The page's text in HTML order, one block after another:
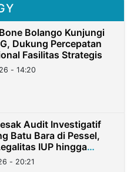
Bolango Kunjungi
Dukung Percepatan
Fasilitas Strategis
- 14:20
Audit Investigatif
Batu Bara di Pessel,
IUP hingga
- 20:21